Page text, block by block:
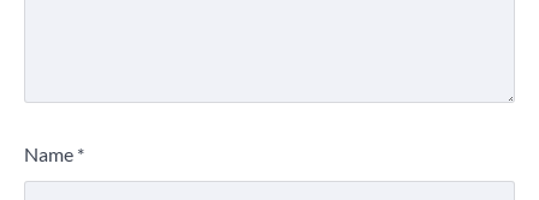
Name *